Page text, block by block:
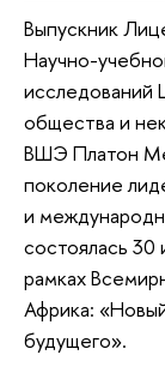
Выпускник
Научно-
исследований
общества и
ВШЭ Платон
поколение
и
состоялась
рамках
Африка:
будущего».